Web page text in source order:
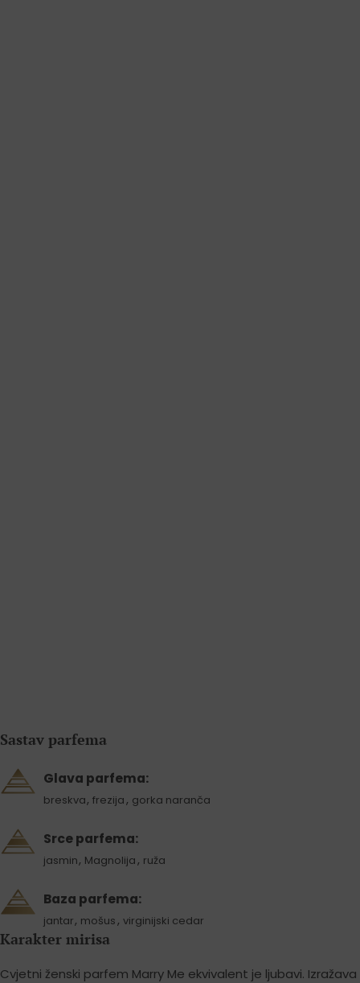
Sastav parfema
Glava parfema:
breskva, frezija, gorka naranča
Srce parfema:
jasmin, Magnolija, ruža
Baza parfema:
jantar, mošus , virginijski cedar
Karakter mirisa
Cvjetni ženski parfem Marry Me ekvivalent je ljubavi. Izražava